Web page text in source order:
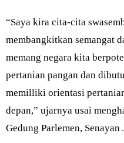
“Saya kira cita-cita
membangkitkan semangat
memang negara kita
pertanian pangan dan
memilliki orientasi
depan,” ujarnya usai
Gedung Parlemen,